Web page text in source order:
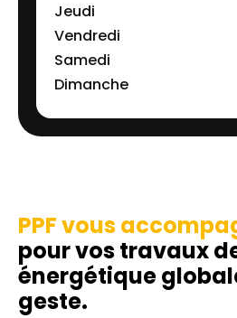
Jeudi
Vendredi
Samedi
Dimanche
PPF vous
pour vos travaux
énergétique
geste.